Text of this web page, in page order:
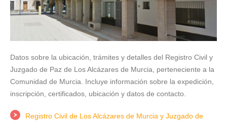
Datos sobre la ubicación, trámites y detalles del Registro Civil y
Juzgado de Paz de Los Alcázares de Murcia, perteneciente a la
Comunidad de Murcia. Incluye información sobre la expedición,
inscripción, certificados, ubicación y datos de contacto.
Registro Civil de Los Alcázares de Murcia y Juzgado de